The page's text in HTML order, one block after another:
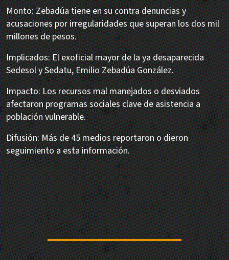
Monto: Zebadúa tiene en su contra denuncias y
acusaciones por irregularidades que superan los dos mil
millones de pesos.
Implicados: El exoficial mayor de la ya desaparecida
Sedesol y Sedatu, Emilio Zebadúa González.
Impacto: Los recursos mal manejados o desviados
afectaron programas sociales clave de asistencia a
población vulnerable.
Difusión: Más de 45 medios reportaron o dieron
seguimiento a esta información.